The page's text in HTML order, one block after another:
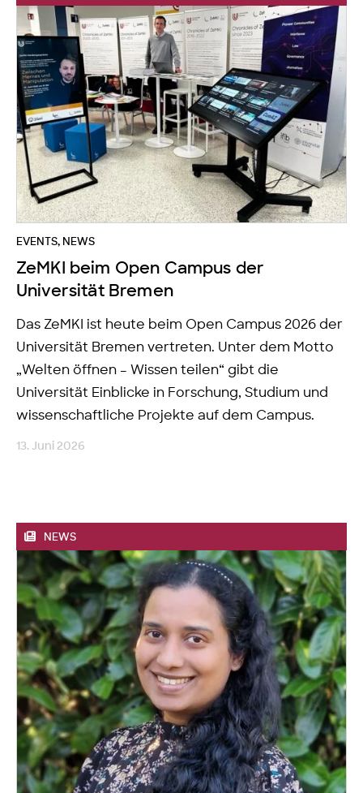
EVENTS, NEWS
ZeMKI beim Open Campus der
Universität Bremen
Das ZeMKI ist heute beim Open Campus 2026 der
Universität Bremen vertreten. Unter dem Motto
„Welten öffnen – Wissen teilen“ gibt die
Universität Einblicke in Forschung, Studium und
wissenschaftliche Projekte auf dem Campus.
13. Juni 2026
NEWS